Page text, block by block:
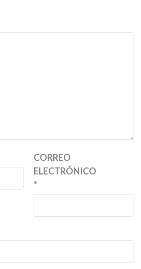
CORREO
ELECTRÓNICO
*